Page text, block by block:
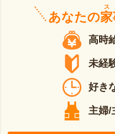
あなたの
ス
高時
未経
好き
主婦/